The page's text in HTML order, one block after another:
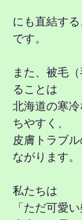
にも直結す
です。
また、被毛
ることは
北海道の寒
ちやすく、
皮膚トラブ
ながります。
私たちは
「ただ可愛